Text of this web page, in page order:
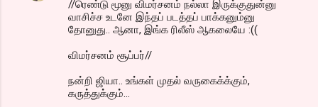
//ரெண்டு மூனு விமர்சனம் நல்லா இருக்குதுன்னு
வாசிச்ச உடனே இந்தப் படத்தப் பாக்கனும்னு
தோனுது.. ஆனா, இங்க ரிலீஸ் ஆகலையே :((
விமர்சனம் சூப்பர்//
நன்றி ஜியா.. உங்கள் முதல் வருகைக்க்கும்,
கருத்துக்கும்...